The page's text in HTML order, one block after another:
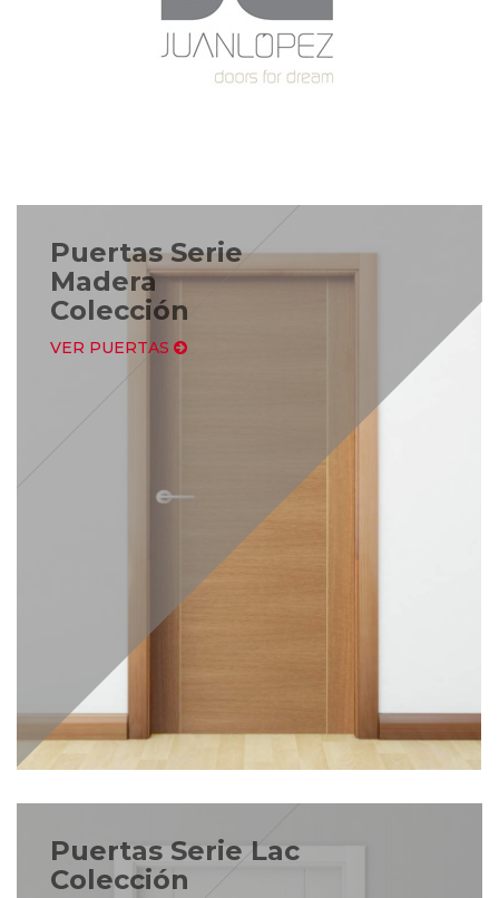
Puertas Serie
Madera
Colección
VER PUERTAS
Puertas Serie Lac
Colección